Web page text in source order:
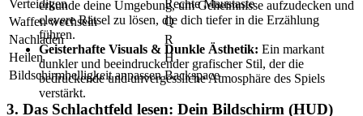
erkunde deine Umgebung, um Geheimnisse aufzudecken und
clevere Rätsel zu lösen, die dich tiefer in die Erzählung
führen.
Geisterhafte Visuals & Dunkle Ästhetik: Ein markant
dunkler und beeindruckender grafischer Stil, der die
bedrückende und unvergessliche Atmosphäre des Spiels
verstärkt.
Verteidigen
Rechte Maustaste
Waffen wechseln
Q
Nachladen
R
Heilen
H
Bildschirmhelligkeit anpassen Backspace
3. Das Schlachtfeld lesen: Dein Bildschirm (HUD)